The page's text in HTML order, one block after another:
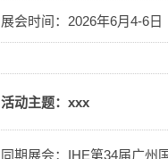
展会时间：2026年6月4-6
活动主题：xxx
同期展会： IHE第34届广州